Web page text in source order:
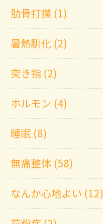
肋骨打撲 (1)
暑熱馴化 (2)
突き指 (2)
ホルモン (4)
睡眠 (8)
無痛整体 (58)
なんか心地よい (12)